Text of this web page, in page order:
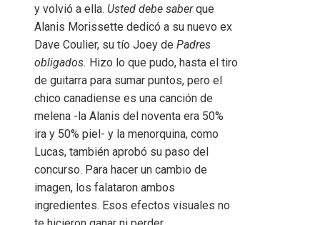
y volvió a ella. Usted debe saberque
Alanis Morissette dedicó a su nuevo ex
Dave Coulier, su tío Joey de Padres
obligados. Hizo lo que pudo, hasta el tiro
de guitarra para sumar puntos, pero el
chico canadiense es una canción de
melena -la Alanis del noventa era 50%
ira y 50% piel- y la menorquina, como
Lucas, también aprobó su paso del
concurso. Para hacer un cambio de
imagen, los falataron ambos
ingredientes. Esos efectos visuales no